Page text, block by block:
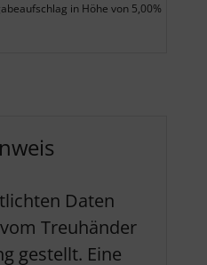
in Höhe von 5,00%
Daten
Treuhänder
gestellt. Eine